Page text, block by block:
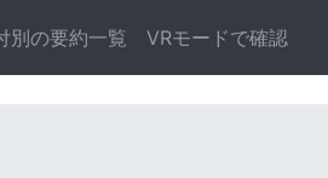
別の要約一覧 VRモードで確認